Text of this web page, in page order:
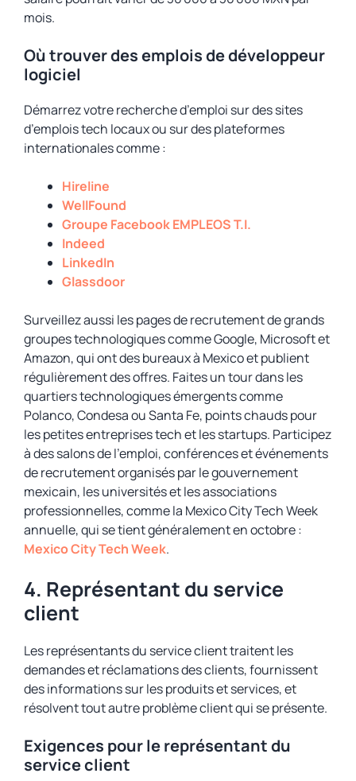
mois.
Où trouver des emplois de développeur
logiciel
Démarrez votre recherche d’emploi sur des sites
d’emplois tech locaux ou sur des plateformes
internationales comme :
Hireline
WellFound
Groupe Facebook EMPLEOS T.I.
Indeed
LinkedIn
Glassdoor
Surveillez aussi les pages de recrutement de grands
groupes technologiques comme Google, Microsoft et
Amazon, qui ont des bureaux à Mexico et publient
régulièrement des offres. Faites un tour dans les
quartiers technologiques émergents comme
Polanco, Condesa ou Santa Fe, points chauds pour
les petites entreprises tech et les startups. Participez
à des salons de l’emploi, conférences et événements
de recrutement organisés par le gouvernement
mexicain, les universités et les associations
professionnelles, comme la Mexico City Tech Week
annuelle, qui se tient généralement en octobre :
Mexico City Tech Week.
4. Représentant du service
client
Les représentants du service client traitent les
demandes et réclamations des clients, fournissent
des informations sur les produits et services, et
résolvent tout autre problème client qui se présente.
Exigences pour le représentant du
service client